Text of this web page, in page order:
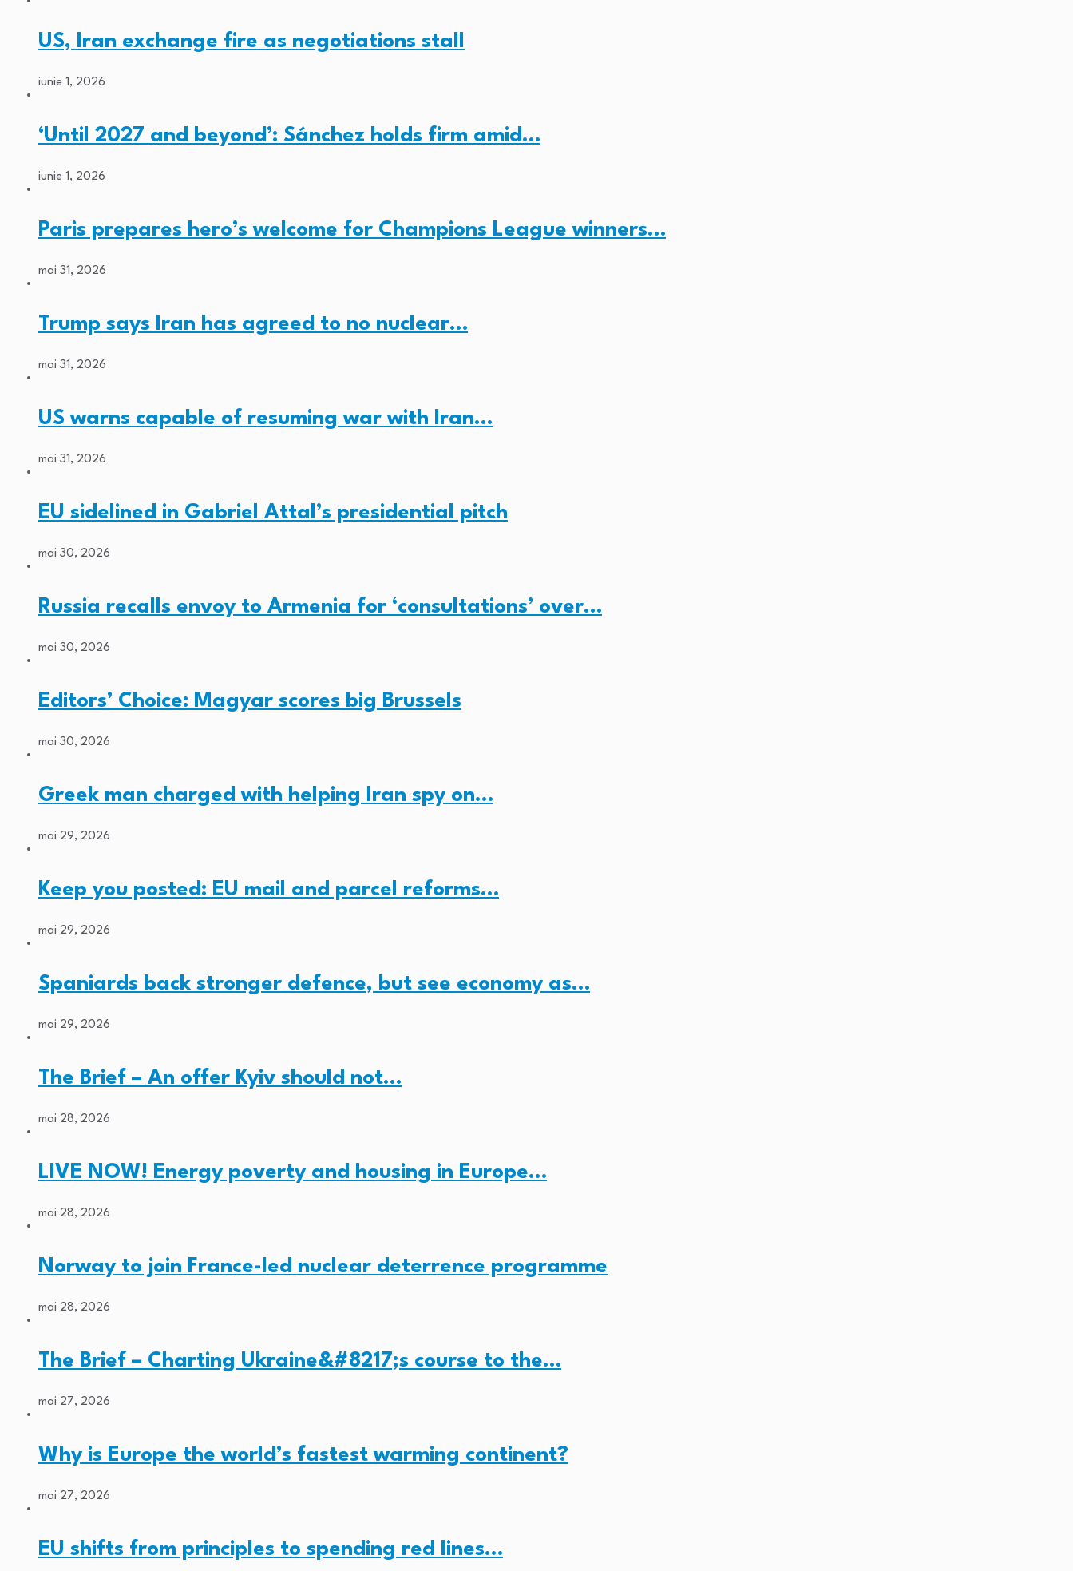
US, Iran exchange fire as negotiations stall
iunie 1, 2026
‘Until 2027 and beyond’: Sánchez holds firm amid…
iunie 1, 2026
Paris prepares hero’s welcome for Champions League winners…
mai 31, 2026
Trump says Iran has agreed to no nuclear…
mai 31, 2026
US warns capable of resuming war with Iran…
mai 31, 2026
EU sidelined in Gabriel Attal’s presidential pitch
mai 30, 2026
Russia recalls envoy to Armenia for ‘consultations’ over…
mai 30, 2026
Editors’ Choice: Magyar scores big Brussels
mai 30, 2026
Greek man charged with helping Iran spy on…
mai 29, 2026
Keep you posted: EU mail and parcel reforms…
mai 29, 2026
Spaniards back stronger defence, but see economy as…
mai 29, 2026
The Brief – An offer Kyiv should not…
mai 28, 2026
LIVE NOW! Energy poverty and housing in Europe…
mai 28, 2026
Norway to join France-led nuclear deterrence programme
mai 28, 2026
The Brief – Charting Ukraine&#8217;s course to the…
mai 27, 2026
Why is Europe the world’s fastest warming continent?
mai 27, 2026
EU shifts from principles to spending red lines…